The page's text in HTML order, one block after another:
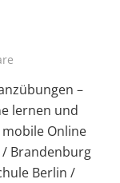
–
lernen und
Online
Brandenburg
Berlin /